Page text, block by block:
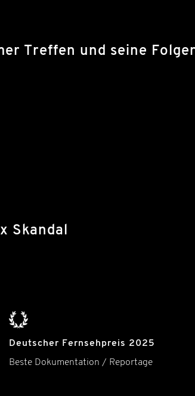
Treffen und seine
Skandal
Deutscher Fernsehpreis 2025
Beste Dokumentation / Reportage